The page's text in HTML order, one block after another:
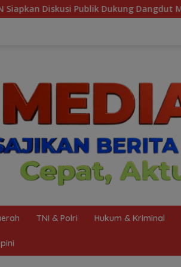
Menuju Pengakuan UNESCO
TNI & Polri Hukum & Kriminal